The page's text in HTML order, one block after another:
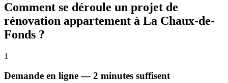
Comment se déroule un projet de
rénovation appartement à La Chaux-de-
Fonds ?
1
Demande en ligne — 2 minutes suffisent